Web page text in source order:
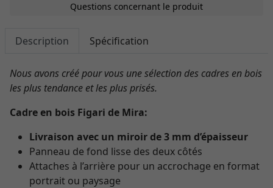
Questions concernant le produit
Description Spécification
Nous avons créé pour vous une sélection des cadres en bois
les plus tendance et les plus prisés.
Cadre en bois Figari de Mira:
Livraison avec un miroir de 3 mm d’épaisseur
Panneau de fond lisse des deux côtés
Attaches à l’arrière pour un accrochage en format
portrait ou paysage